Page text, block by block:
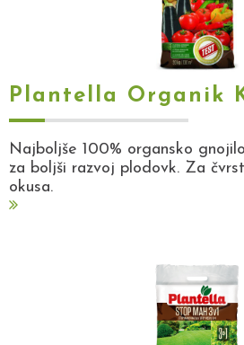
Plantella Organik
Najboljše 100% organsko
za boljši razvoj plodovk. Za
okusa.